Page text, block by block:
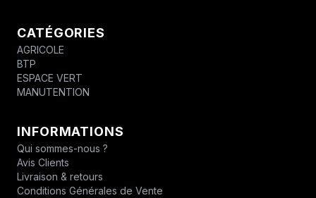
CATÉGORIES
AGRICOLE
BTP
ESPACE VERT
MANUTENTION
INFORMATIONS
Qui sommes-nous ?
Avis Clients
Livraison & retours
Conditions Générales de Vente